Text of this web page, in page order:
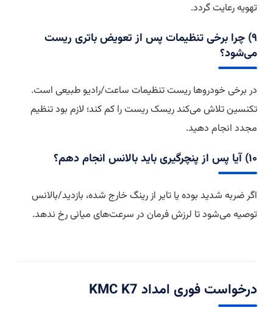
تهویه رعایت گردد.
۹) چرا برخی تنظیمات پس از تعویض باتری ریست
می‌شود؟
در برخی خودروها ریست تنظیمات ساعت/رادیو طبیعی است.
تکنسین تلاش می‌کند ریسک ریست را کم کند؛ لازم بود تنظیم
مجدد انجام دهید.
۱۰) آیا پس از پنچرگیری باید بالانس انجام دهم؟
اگر ضربه شدید بوده یا تایر از رینگ خارج شده، بازدید/بالانس
توصیه می‌شود تا لرزش فرمان در سرعت‌های میانی رخ ندهد.
درخواست فوری امداد KMC K7